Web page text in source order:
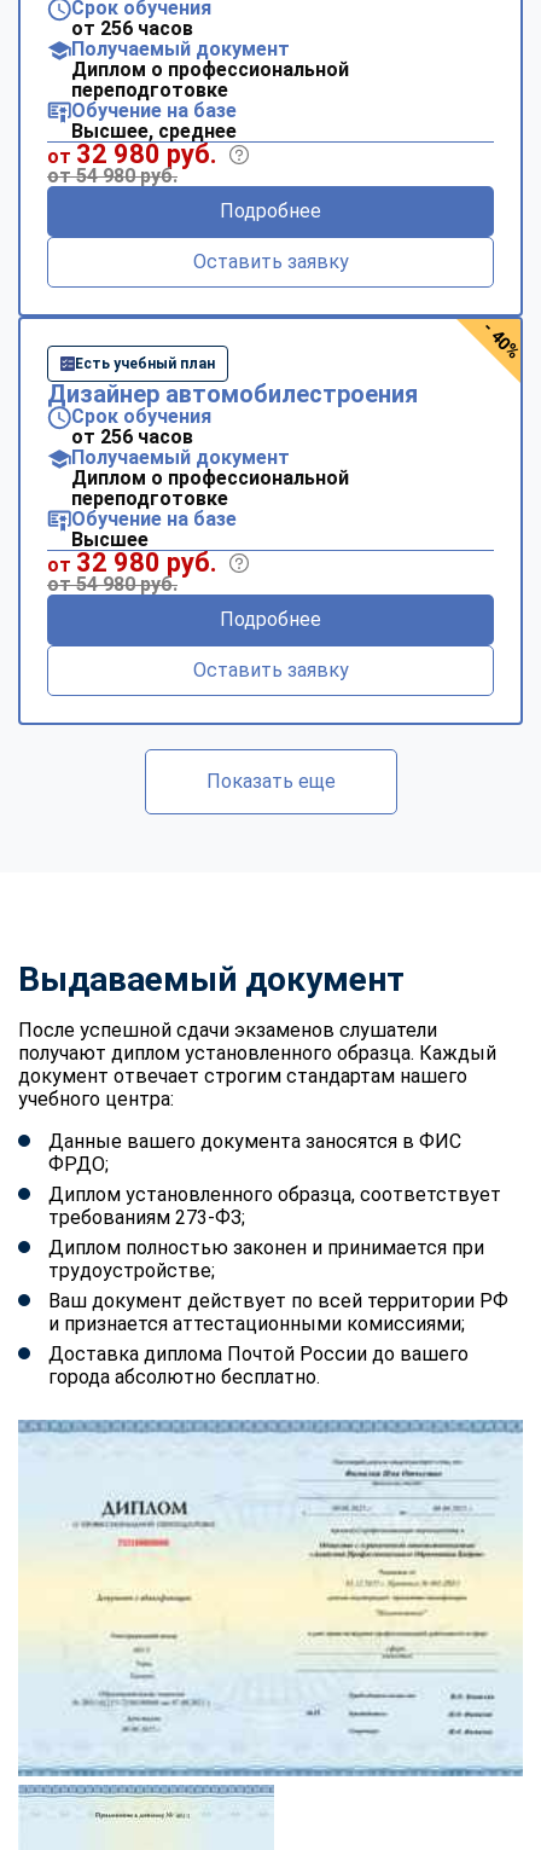
Срок обучения
от 256 часов
Получаемый документ
Диплом о профессиональной
переподготовке
Обучение на базе
Высшее, среднее
от 32 980 руб.
от 54 980 руб.
Подробнее
Оставить заявку
Есть учебный план
Дизайнер автомобилестроения
Срок обучения
от 256 часов
Получаемый документ
Диплом о профессиональной
переподготовке
Обучение на базе
Высшее
от 32 980 руб.
от 54 980 руб.
Подробнее
Оставить заявку
- 40%
Показать еще
Выдаваемый документ
После успешной сдачи экзаменов слушатели
получают диплом установленного образца. Каждый
документ отвечает строгим стандартам нашего
учебного центра:
Данные вашего документа заносятся в ФИС
ФРДО;
Диплом установленного образца, соответствует
требованиям 273-ФЗ;
Диплом полностью законен и принимается при
трудоустройстве;
Ваш документ действует по всей территории РФ
и признается аттестационными комиссиями;
Доставка диплома Почтой России до вашего
города абсолютно бесплатно.